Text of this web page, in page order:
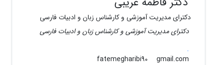
دکترای مدیریت آموزشی و کارشناس زبان و ادبیات فارسی
دکترای مدیریت آموزشی و کارشناس زبان و ادبیات فارسی
.
gmail.com